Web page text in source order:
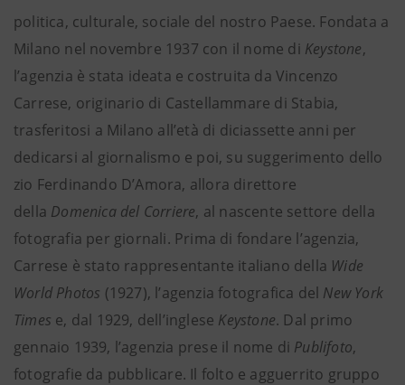
politica, culturale, sociale del nostro Paese. Fondata a
Milano nel novembre 1937 con il nome di Keystone,
l’agenzia è stata ideata e costruita da Vincenzo
Carrese, originario di Castellammare di Stabia,
trasferitosi a Milano all’età di diciassette anni per
dedicarsi al giornalismo e poi, su suggerimento dello
zio Ferdinando D’Amora, allora direttore
della Domenica del Corriere, al nascente settore della
fotografia per giornali. Prima di fondare l’agenzia,
Carrese è stato rappresentante italiano della Wide
World Photos (1927), l’agenzia fotografica del New York
Times e, dal 1929, dell’inglese Keystone. Dal primo
gennaio 1939, l’agenzia prese il nome di Publifoto,
fotografie da pubblicare. Il folto e agguerrito gruppo